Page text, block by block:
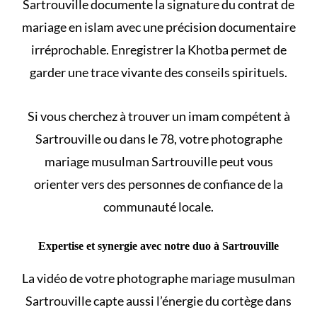
Sartrouville documente la signature ducontrat de
mariage en islamavec une précision documentaire
irréprochable. Enregistrer la Khotba permet de
garder une trace vivante des conseils spirituels.
Si vous cherchez àtrouver un imamcompétent à
Sartrouville ou dans le 78, votre photographe
mariage musulman Sartrouville peut vous
orienter vers des personnes de confiance de la
communauté locale.
Expertise et synergie avec notre duo à Sartrouville
La vidéo de votre photographe mariage musulman
Sartrouville capte aussi l’énergie du cortège dans